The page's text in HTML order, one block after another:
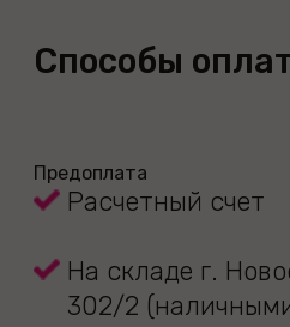
Способы
Предоплата
Расчетный счет
На складе г.
302/2